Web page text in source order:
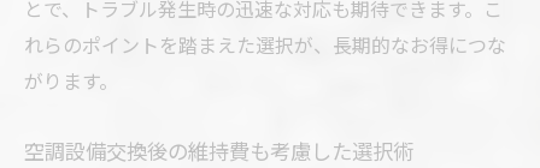
とで、トラブル発生時の迅速な対応も期待できます。こ
れらのポイントを踏まえた選択が、長期的なお得につな
がります。
空調設備交換後の維持費も考慮した選択術